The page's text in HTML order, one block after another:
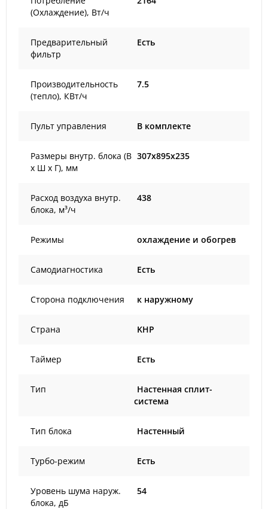
(Охлаждение), Вт/ч
Предварительный
фильтр
Есть
Производительность
(тепло), КВт/ч
7.5
Пульт управления В комплекте
Размеры внутр. блока (В
х Ш х Г), мм
307x895x235
Расход воздуха внутр.
блока, м³/ч
438
Режимы охлаждение и обогрев
Самодиагностика Есть
Сторона подключения к наружному
Страна KHP
Таймер Есть
Тип
Настенная сплит-
система
Тип блока Настенный
Турбо-режим Есть
Уровень шума наруж.
блока, дБ
54